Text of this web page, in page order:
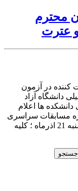
محترم
عترت
کننده در آزمون
دانشگاه آزاد
ها اعلام
مسابقات سراسری
قرآن و عترت درساعت 10 الی 12 روز سه شنبه 21 اذرماه ؛ کلیه